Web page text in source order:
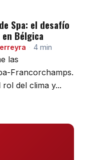
Spa: el desafío
Bélgica
· 4 min
las
Francorchamps.
del clima y...